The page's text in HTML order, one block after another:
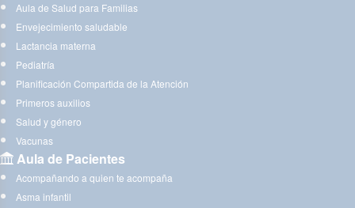
Aula de Salud para Familias
Envejecimiento saludable
Lactancia materna
Pediatría
Planificación Compartida de la Atención
Primeros auxilios
Salud y género
Vacunas
Aula de Pacientes
Acompañando a quien te acompaña
Asma infantil